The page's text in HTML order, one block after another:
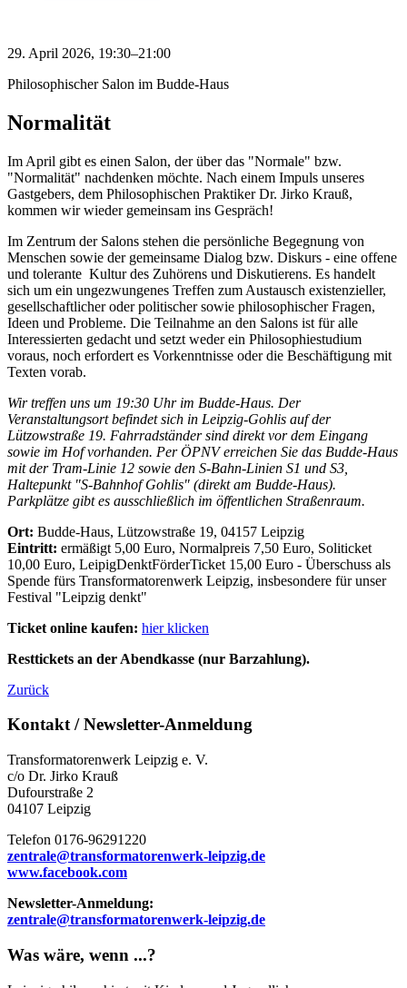
29. April 2026, 19:30–21:00
Philosophischer Salon im Budde-Haus
Normalität
Im April gibt es einen Salon, der über das "Normale" bzw.
"Normalität" nachdenken möchte. Nach einem Impuls unseres
Gastgebers, dem Philosophischen Praktiker Dr. Jirko Krauß,
kommen wir wieder gemeinsam ins Gespräch!
Im Zentrum der Salons stehen die persönliche Begegnung von
Menschen sowie der gemeinsame Dialog bzw. Diskurs - eine offene
und tolerante Kultur des Zuhörens und Diskutierens. Es handelt
sich um ein ungezwungenes Treffen zum Austausch existenzieller,
gesellschaftlicher oder politischer sowie philosophischer Fragen,
Ideen und Probleme. Die Teilnahme an den Salons ist für alle
Interessierten gedacht und setzt weder ein Philosophiestudium
voraus, noch erfordert es Vorkenntnisse oder die Beschäftigung mit
Texten vorab.
Wir treffen uns um 19:30 Uhr im Budde-Haus. Der
Veranstaltungsort befindet sich in Leipzig-Gohlis auf der
Lützowstraße 19. Fahrradständer sind direkt vor dem Eingang
sowie im Hof vorhanden. Per ÖPNV erreichen Sie das Budde-Haus
mit der Tram-Linie 12 sowie den S-Bahn-Linien S1 und S3,
Haltepunkt "S-Bahnhof Gohlis" (direkt am Budde-Haus).
Parkplätze gibt es ausschließlich im öffentlichen Straßenraum.
Ort: Budde-Haus, Lützowstraße 19, 04157 Leipzig
Eintritt: ermäßigt 5,00 Euro, Normalpreis 7,50 Euro, Soliticket
10,00 Euro, LeipigDenktFörderTicket 15,00 Euro - Überschuss als
Spende fürs Transformatorenwerk Leipzig, insbesondere für unser
Festival "Leipzig denkt"
Ticket online kaufen: hier klicken
Resttickets an der Abendkasse (nur Barzahlung).
Zurück
Kontakt / Newsletter-Anmeldung
Transformatorenwerk Leipzig e. V.
c/o Dr. Jirko Krauß
Dufourstraße 2
04107 Leipzig
Telefon 0176-96291220
zentrale@transformatorenwerk-leipzig.de
www.facebook.com
Newsletter-Anmeldung:
zentrale@transformatorenwerk-leipzig.de
Was wäre, wenn ...?